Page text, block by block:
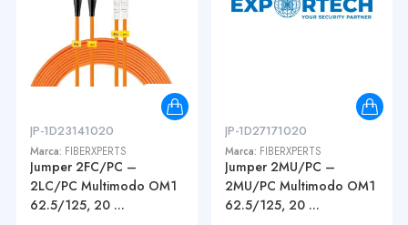
JP-1D23141020
Marca: FIBERXPERTS
Jumper 2FC/PC –
2LC/PC Multimodo OM1
62.5/125, 20 ...
JP-1D27171020
Marca: FIBERXPERTS
Jumper 2MU/PC –
2MU/PC Multimodo OM1
62.5/125, 20 ...